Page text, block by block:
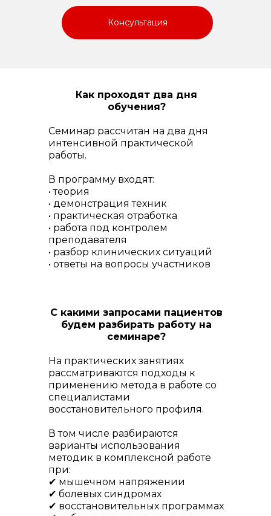
Консультация
Как проходят два дня
обучения?
Семинар рассчитан на два дня
интенсивной практической
работы.
В программу входят:
• теория
• демонстрация техник
• практическая отработка
• работа под контролем
преподавателя
• разбор клинических ситуаций
• ответы на вопросы участников
С какими запросами пациентов
будем разбирать работу на
семинаре?
На практических занятиях
рассматриваются подходы к
применению метода в работе со
специалистами
восстановительного профиля.
В том числе разбираются
варианты использования
методик в комплексной работе
при:
✔ мышечном напряжении
✔ болевых синдромах
✔ восстановительных программах